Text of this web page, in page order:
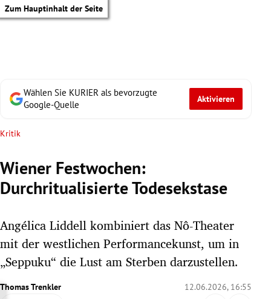
Zum Hauptinhalt der Seite
Untermenü
Untermenü
Wählen Sie KURIER als bevorzugte
Google-Quelle
Aktivieren
Kritik
Wiener Festwochen:
Durchritualisierte Todesekstase
Angélica Liddell kombiniert das Nô-Theater
mit der westlichen Performancekunst, um in
„Seppuku“ die Lust am Sterben darzustellen.
Thomas Trenkler
12.06.2026, 16:55